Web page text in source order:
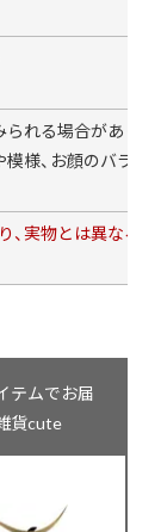
れる場合がありま
様、お顔のバラ
実物とは異なる
テムでお届
貨cute